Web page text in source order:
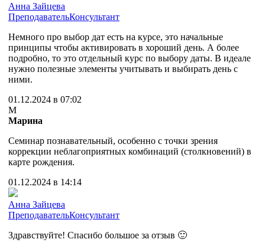
Анна Зайцева
ПреподавательКонсультант
Немного про выбор дат есть на курсе, это начальные
принципы чтобы активировать в хороший день. А более
подробно, то это отдельный курс по выбору даты. В идеале
нужно полезные элементы учитывать и выбирать день с
ними.
01.12.2024 в 07:02
М
Марина
Семинар познавательный, особенно с точки зрения
коррекции неблагоприятных комбинаций (столкновений) в
карте рождения.
01.12.2024 в 14:14
Анна Зайцева
ПреподавательКонсультант
Здравствуйте! Спасибо большое за отзыв 🙂